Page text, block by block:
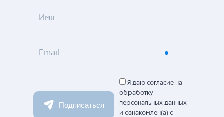
Имя
Email
Подписаться
Я даю согласие на
обработку
персональных данных
и ознакомлен(а) с